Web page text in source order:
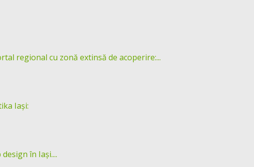
regional cu zonă extinsă de acoperire:...
Iași:
în Iași....